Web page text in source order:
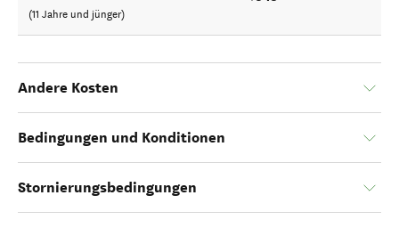
(11 Jahre und jünger)
Andere Kosten
Bedingungen und Konditionen
Stornierungsbedingungen